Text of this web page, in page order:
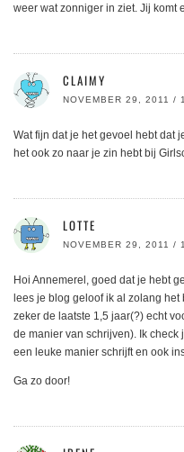
weer wat zonniger in ziet. Jij komt
CLAIMY
NOVEMBER 29, 2011 /
Wat fijn dat je het gevoel hebt dat
het ook zo naar je zin hebt bij
LOTTE
NOVEMBER 29, 2011 /
Hoi Annemerel, goed dat je hebt
lees je blog geloof ik al zolang
zeker de laatste 1,5 jaar(?) echt
de manier van schrijven). Ik
een leuke manier schrijft en ook
Ga zo door!